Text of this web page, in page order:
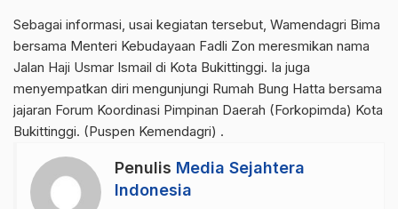
Sebagai informasi, usai kegiatan tersebut, Wamendagri Bima
bersama Menteri Kebudayaan Fadli Zon meresmikan nama
Jalan Haji Usmar Ismail di Kota Bukittinggi. Ia juga
menyempatkan diri mengunjungi Rumah Bung Hatta bersama
jajaran Forum Koordinasi Pimpinan Daerah (Forkopimda) Kota
Bukittinggi. (Puspen Kemendagri) .
Penulis Media Sejahtera
Indonesia